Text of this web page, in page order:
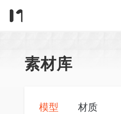
素材库
模型 材质